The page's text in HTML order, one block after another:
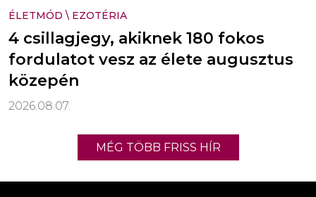
ÉLETMÓD \ EZOTÉRIA
4 csillagjegy, akiknek 180 fokos
fordulatot vesz az élete augusztus
közepén
2026.08.07.
MÉG TÖBB FRISS HÍR